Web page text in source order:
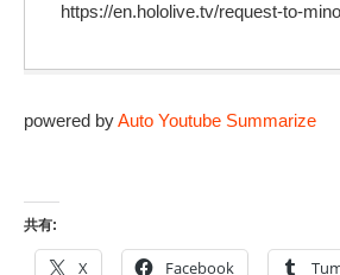
https://en.hololive.tv/request-to-
powered byAuto Youtube Summarize
共有:
X Facebook